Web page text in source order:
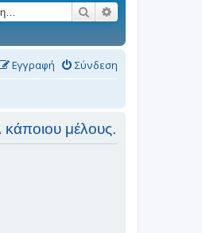
Αναζήτηση
Σύνδεση
Εγγραφή
κάποιου μέλους.